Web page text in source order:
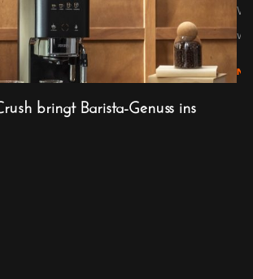
bringt Barista-Genuss ins
w...